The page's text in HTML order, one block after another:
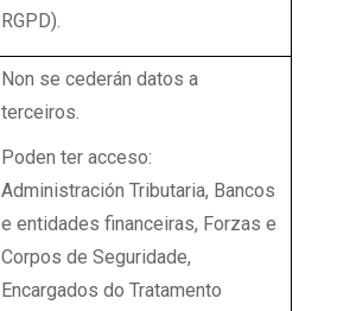
RGPD).
Non se cederán datos a
terceiros.
Poden ter acceso:
Administración Tributaria, Bancos
e entidades financeiras, Forzas e
Corpos de Seguridade,
Encargados do Tratamento